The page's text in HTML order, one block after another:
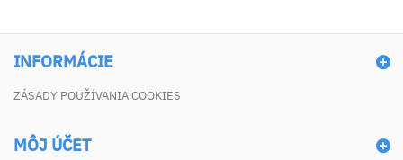
INFORMÁCIE
ZÁSADY POUŽÍVANIA COOKIES
MÔJ ÚČET